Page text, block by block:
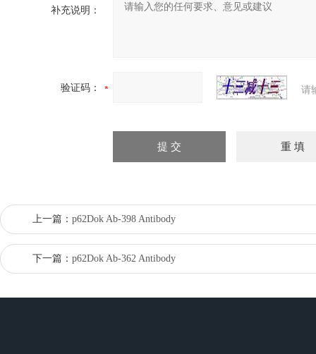
补充说明：
验证码： 请
上一篇： p62Dok Ab-398 Antibody
下一篇： p62Dok Ab-362 Antibody